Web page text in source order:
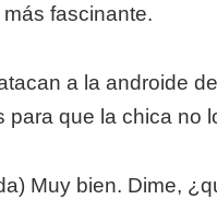
fascinante.
a la androide
para que la chica no
Muy bien. Dime,